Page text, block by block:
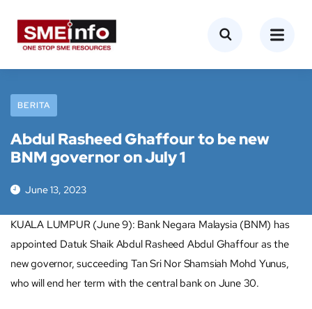
BERITA
Abdul Rasheed Ghaffour to be new
BNM governor on July 1
June 13, 2023
KUALA LUMPUR (June 9): Bank Negara Malaysia (BNM) has
appointed Datuk Shaik Abdul Rasheed Abdul Ghaffour as the
new governor, succeeding Tan Sri Nor Shamsiah Mohd Yunus,
who will end her term with the central bank on June 30.